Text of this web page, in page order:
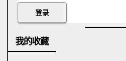
我的收藏